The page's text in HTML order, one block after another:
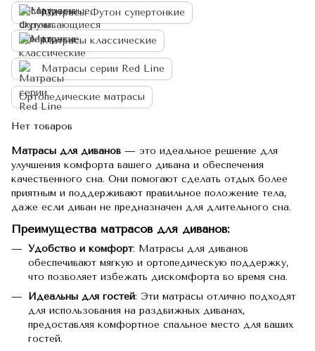
Матрасы Футон супертонкие
Матрасы классические
Матрасы серии Red Line
Ортопедические матрасы
Нет товаров
Матрасы для диванов — это идеальное решение для
улучшения комфорта вашего дивана и обеспечения
качественного сна. Они помогают сделать отдых более
приятным и поддерживают правильное положение тела,
даже если диван не предназначен для длительного сна.
Преимущества матрасов для диванов:
Удобство и комфорт: Матрасы для диванов
обеспечивают мягкую и ортопедическую поддержку,
что позволяет избежать дискомфорта во время сна.
Идеальны для гостей: Эти матрасы отлично подходят
для использования на раздвижных диванах,
предоставляя комфортное спальное место для ваших
гостей.